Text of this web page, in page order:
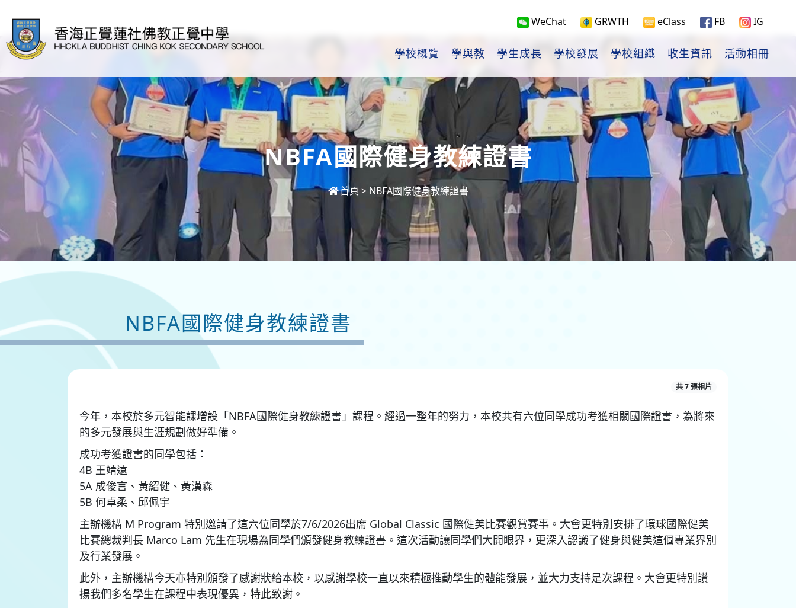
WeChat GRWTH eClass FB IG
學校概覽 學與教 學生成長 學校發展 學校組織 收生資訊 活動相冊
NBFA國際健身教練證書
首頁 > NBFA國際健身教練證書
NBFA國際健身教練證書
共 7 張相片
今年，本校於多元智能課增設「NBFA國際健身教練證書」課程。經過一整年的努力，本校共有六位同學成功考獲相關國際證書，為將來
的多元發展與生涯規劃做好準備。
成功考獲證書的同學包括：
4B 王靖遠
5A 成俊言、黃紹健、黃漢森
5B 何卓柔、邱佩宇
主辦機構 M Program 特別邀請了這六位同學於7/6/2026出席 Global Classic 國際健美比賽觀賞賽事。大會更特別安排了環球國際健美
比賽總裁判長 Marco Lam 先生在現場為同學們頒發健身教練證書。這次活動讓同學們大開眼界，更深入認識了健身與健美這個專業界別
及行業發展。
此外，主辦機構今天亦特別頒發了感謝狀給本校，以感謝學校一直以來積極推動學生的體能發展，並大力支持是次課程。大會更特別讚
揚我們多名學生在課程中表現優異，特此致謝。